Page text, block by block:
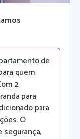
de
quem
2
para
para
O
segurança,